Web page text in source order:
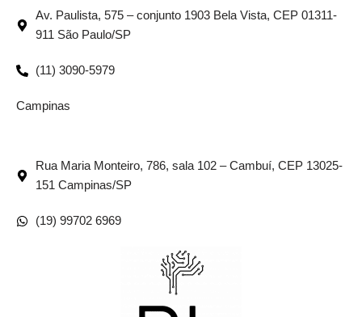
Av. Paulista, 575 – conjunto 1903 Bela Vista, CEP 01311-
911 São Paulo/SP
(11) 3090-5979
Campinas
Rua Maria Monteiro, 786, sala 102 – Cambuí, CEP 13025-
151 Campinas/SP
(19) 99702 6969